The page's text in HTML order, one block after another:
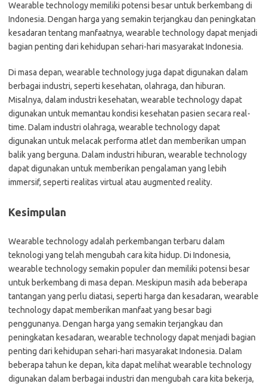
Wearable technology memiliki potensi besar untuk berkembang di
Indonesia. Dengan harga yang semakin terjangkau dan peningkatan
kesadaran tentang manfaatnya, wearable technology dapat menjadi
bagian penting dari kehidupan sehari-hari masyarakat Indonesia.
Di masa depan, wearable technology juga dapat digunakan dalam
berbagai industri, seperti kesehatan, olahraga, dan hiburan.
Misalnya, dalam industri kesehatan, wearable technology dapat
digunakan untuk memantau kondisi kesehatan pasien secara real-
time. Dalam industri olahraga, wearable technology dapat
digunakan untuk melacak performa atlet dan memberikan umpan
balik yang berguna. Dalam industri hiburan, wearable technology
dapat digunakan untuk memberikan pengalaman yang lebih
immersif, seperti realitas virtual atau augmented reality.
Kesimpulan
Wearable technology adalah perkembangan terbaru dalam
teknologi yang telah mengubah cara kita hidup. Di Indonesia,
wearable technology semakin populer dan memiliki potensi besar
untuk berkembang di masa depan. Meskipun masih ada beberapa
tantangan yang perlu diatasi, seperti harga dan kesadaran, wearable
technology dapat memberikan manfaat yang besar bagi
penggunanya. Dengan harga yang semakin terjangkau dan
peningkatan kesadaran, wearable technology dapat menjadi bagian
penting dari kehidupan sehari-hari masyarakat Indonesia. Dalam
beberapa tahun ke depan, kita dapat melihat wearable technology
digunakan dalam berbagai industri dan mengubah cara kita bekerja,